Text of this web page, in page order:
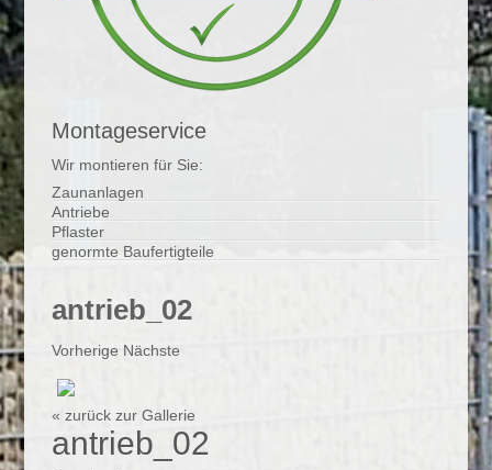
Montageservice
Wir montieren für Sie:
Zaunanlagen
Antriebe
Pflaster
genormte Baufertigteile
antrieb_02
Vorherige Nächste
« zurück zur Gallerie
antrieb_02